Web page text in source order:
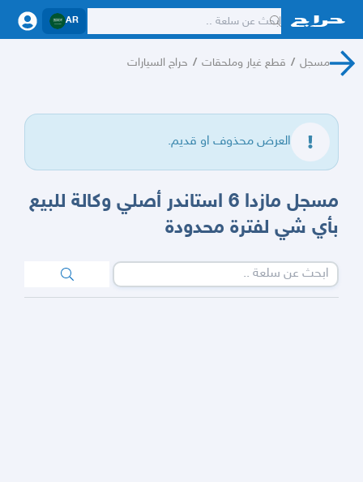
AR
مسجل / قطع غيار وملحقات / حراج السيارات
العرض محذوف او قديم.
مسجل مازدا 6 استاندر أصلي وكالة للبيع
بأي شي لفترة محدودة